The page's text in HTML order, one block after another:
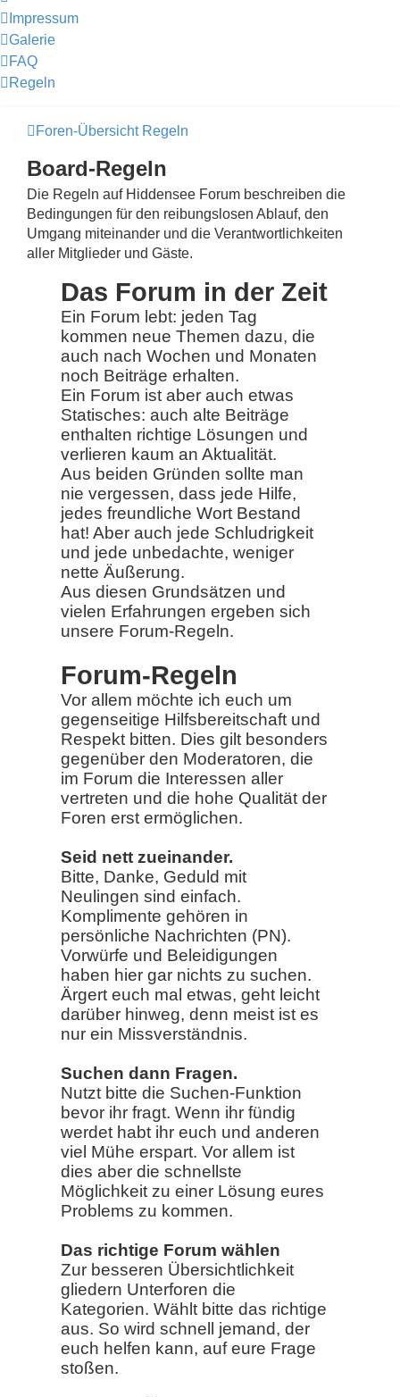
Impressum
Galerie
FAQ
Regeln
Foren-Übersicht Regeln
Board-Regeln
Die Regeln auf Hiddensee Forum beschreiben die
Bedingungen für den reibungslosen Ablauf, den
Umgang miteinander und die Verantwortlichkeiten
aller Mitglieder und Gäste.
Das Forum in der Zeit
Ein Forum lebt: jeden Tag
kommen neue Themen dazu, die
auch nach Wochen und Monaten
noch Beiträge erhalten.
Ein Forum ist aber auch etwas
Statisches: auch alte Beiträge
enthalten richtige Lösungen und
verlieren kaum an Aktualität.
Aus beiden Gründen sollte man
nie vergessen, dass jede Hilfe,
jedes freundliche Wort Bestand
hat! Aber auch jede Schludrigkeit
und jede unbedachte, weniger
nette Äußerung.
Aus diesen Grundsätzen und
vielen Erfahrungen ergeben sich
unsere Forum-Regeln.
Forum-Regeln
Vor allem möchte ich euch um
gegenseitige Hilfsbereitschaft und
Respekt bitten. Dies gilt besonders
gegenüber den Moderatoren, die
im Forum die Interessen aller
vertreten und die hohe Qualität der
Foren erst ermöglichen.
Seid nett zueinander.
Bitte, Danke, Geduld mit
Neulingen sind einfach.
Komplimente gehören in
persönliche Nachrichten (PN).
Vorwürfe und Beleidigungen
haben hier gar nichts zu suchen.
Ärgert euch mal etwas, geht leicht
darüber hinweg, denn meist ist es
nur ein Missverständnis.
Suchen dann Fragen.
Nutzt bitte die Suchen-Funktion
bevor ihr fragt. Wenn ihr fündig
werdet habt ihr euch und anderen
viel Mühe erspart. Vor allem ist
dies aber die schnellste
Möglichkeit zu einer Lösung eures
Problems zu kommen.
Das richtige Forum wählen
Zur besseren Übersichtlichkeit
gliedern Unterforen die
Kategorien. Wählt bitte das richtige
aus. So wird schnell jemand, der
euch helfen kann, auf eure Frage
stoßen.